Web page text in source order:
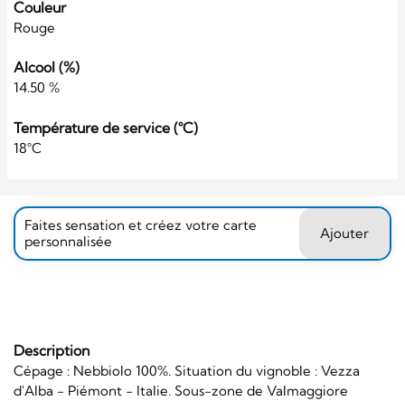
Couleur
Rouge
Alcool (%)
14.50 %
Température de service (°C)
18°C
Faites sensation et créez votre carte
personnalisée
Ajouter
Description
Cépage : Nebbiolo 100%. Situation du vignoble : Vezza
d'Alba - Piémont - Italie. Sous-zone de Valmaggiore